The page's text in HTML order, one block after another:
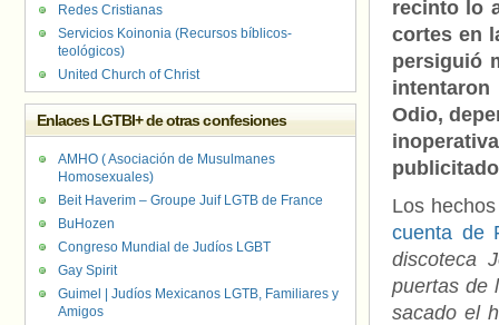
recinto lo
cortes en
persiguió
Odio,
Los
cuenta de
discoteca
puertas de
sacado el
Redes Cristianas
Servicios Koinonia (Recursos bíblicos-
teológicos)
United Church of Christ
Enlaces LGTBI+ de otras confesiones
AMHO ( Asociación de Musulmanes
Homosexuales)
Beit Haverim – Groupe Juif LGTB de France
BuHozen
Congreso Mundial de Judíos LGBT
Gay Spirit
Guimel | Judíos Mexicanos LGTB, Familiares y
Amigos